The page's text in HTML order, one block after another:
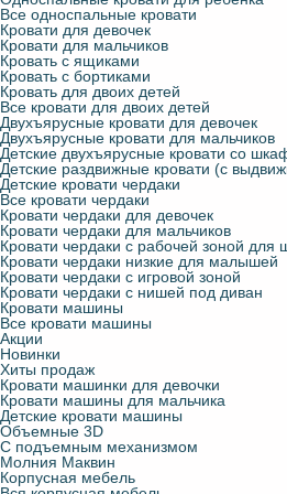
Все односпальные кровати
Кровати для девочек
Кровати для мальчиков
Кровать с ящиками
Кровать с бортиками
Кровать для двоих детей
Все кровати для двоих детей
Двухъярусные кровати для девочек
Двухъярусные кровати для мальчиков
Детские двухъярусные кровати со
Детские раздвижные кровати (с
Детские кровати чердаки
Все кровати чердаки
Кровати чердаки для девочек
Кровати чердаки для мальчиков
Кровати чердаки с рабочей зоной для
Кровати чердаки низкие для малышей
Кровати чердаки с игровой зоной
Кровати чердаки с нишей под диван
Кровати машины
Все кровати машины
Акции
Новинки
Хиты продаж
Кровати машинки для девочки
Кровати машины для мальчика
Детские кровати машины
Объемные 3D
С подъемным механизмом
Молния Маквин
Корпусная мебель